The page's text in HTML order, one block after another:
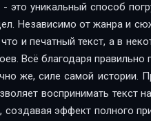
- это уникальный способ
Независимо от жанра и
и печатный текст, а в
Всё благодаря правильно
же, силе самой истории.
воспринимать текст
эффект полного